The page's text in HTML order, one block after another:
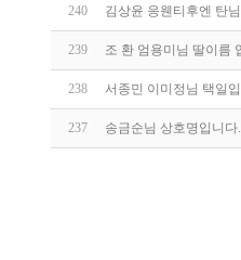
240 김상윤 응웬티후엔 탄
239 조 환 엄용미님 딸이름
238 서종민 이미정님 택일
237 송금순님 상호명입니다.